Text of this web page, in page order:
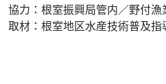
協力：根室振興局管内／野付漁
取材：根室地区水産技術普及